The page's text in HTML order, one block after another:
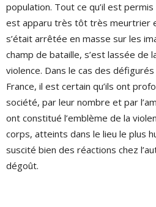
population. Tout ce qu’il est
est apparu très tôt très meurtrier
s’était arrêtée en masse sur les
champ de bataille, s’est lassée de
violence. Dans le cas des
France, il est certain qu’ils ont
société, par leur nombre et par
ont constitué l’emblème de la
corps, atteints dans le lieu le plus
suscité bien des réactions chez
dégoût.